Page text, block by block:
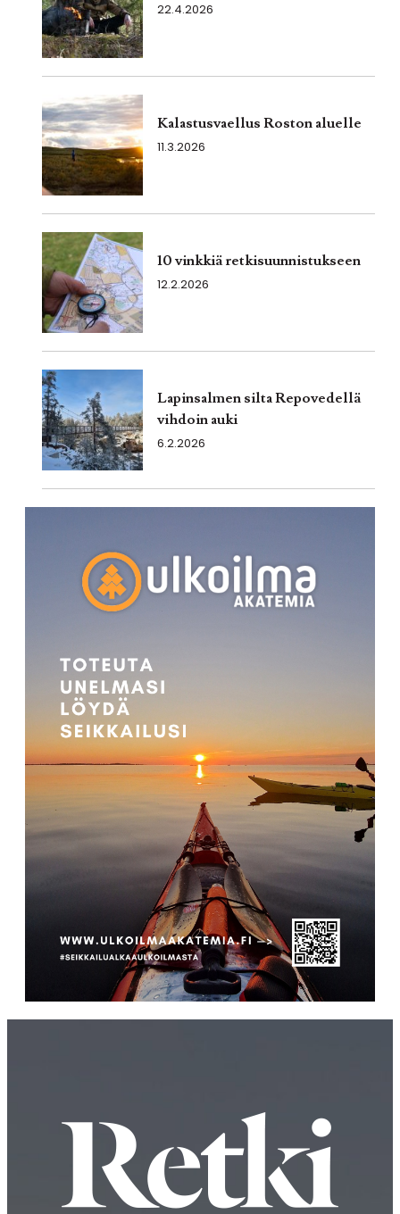
22.4.2026
Kalastusvaellus Roston aluelle
11.3.2026
10 vinkkiä retkisuunnistukseen
12.2.2026
Lapinsalmen silta Repovedellä
vihdoin auki
6.2.2026